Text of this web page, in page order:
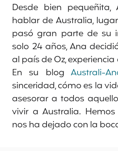
Desde bien
hablar de Australia,
pasó gran parte de su
solo 24 años, Ana
al país de Oz,
En su blog Australi-
sinceridad, cómo es la
asesorar a todos
vivir a Australia.
nos ha dejado con la